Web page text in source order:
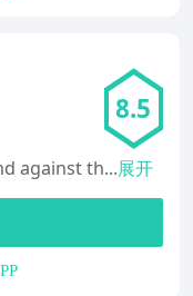
8.5
against th...展开